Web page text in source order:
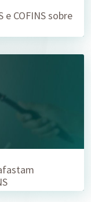
e COFINS sobre